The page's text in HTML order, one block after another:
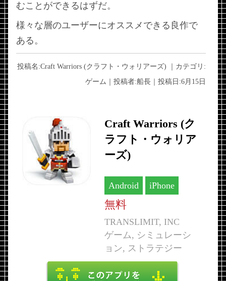
むことができるはずだ。
様々な層のユーザーにオススメできる良作で
ある。
投稿名:Craft Warriors (クラフト・ウォリアーズ)
｜カテゴリ:
ゲーム ｜投稿者:船長｜投稿日:6月15日
Craft Warriors (ク
ラフト・ウォリア
ーズ)
Android iPhone
無料
TRANSLIMIT, INC
ゲーム, シミュレーシ
ョン, ストラテジー